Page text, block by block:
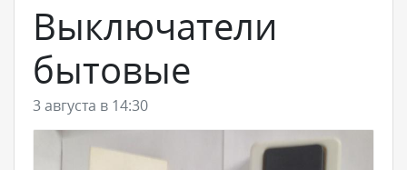
Выключатели
бытовые
3 августа в 14:30